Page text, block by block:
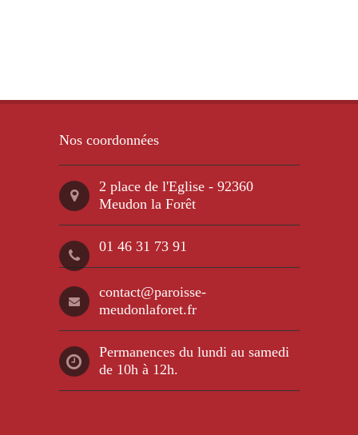
Nos coordonnées
2 place de l'Eglise - 92360
Meudon la Forêt
01 46 31 73 91
contact@paroisse-
meudonlaforet.fr
Permanences du lundi au samedi
de 10h à 12h.